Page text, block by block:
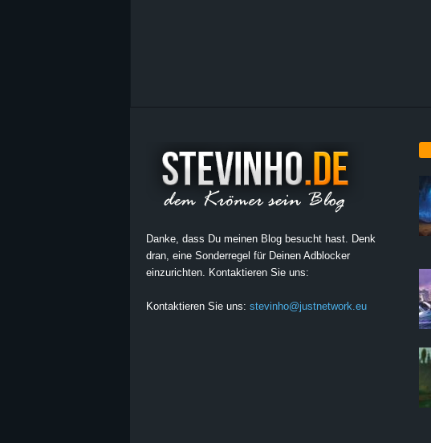
Danke, dass Du meinen Blog besucht hast. Denk
dran, eine Sonderregel für Deinen Adblocker
einzurichten. Kontaktieren Sie uns:
Kontaktieren Sie uns: stevinho@justnetwork.eu